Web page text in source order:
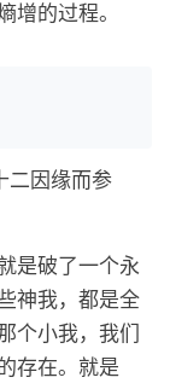
增的过程。
二因缘而参
是破了一个永
神我，都是全
个小我，我们
存在。就是